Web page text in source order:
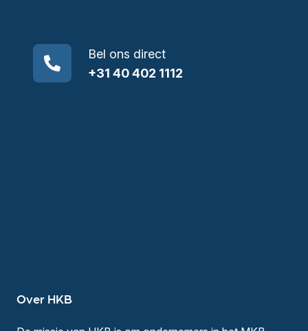
Bel ons direct
+31 40 402 1112
Over HKB